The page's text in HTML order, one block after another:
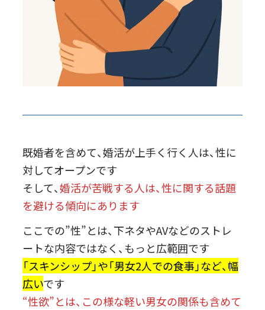
既婚者を含めて、婚活が上手く行く人は、性に
対してオープンです
そして、婚活が苦戦する人は、性に関する話題
を避ける傾向にあります
ここでの”性”とは、下ネタやAVなどのストレ
ートな内容ではなく、もっと広範囲です
「スキンシップ」や「男女2人での食事」など、幅
広いです
“性欲”とは、この様な軽い男女の関係も含めて